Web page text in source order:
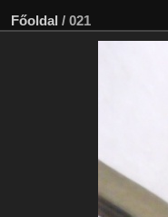
Főoldal / 021